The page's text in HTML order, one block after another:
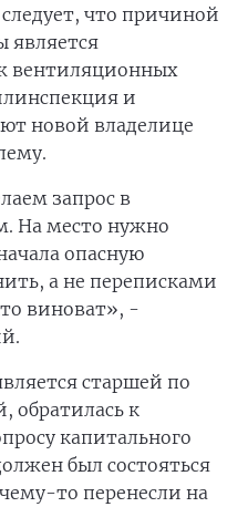
что причиной
является
вентиляционных
и
новой владелице
запрос в
На место нужно
опасную
а не переписками
виноват», -
старшей по
обратилась к
капитального
был состояться
то перенесли на